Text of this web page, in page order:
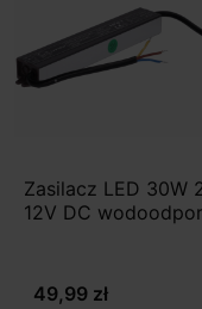
Zasilacz LED 30W
12V DC
49,99 zł